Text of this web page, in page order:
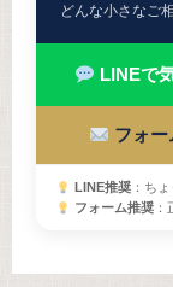
どんな小さなご
LINEで
フォー
LINE推奨：ちょ
フォーム推奨：